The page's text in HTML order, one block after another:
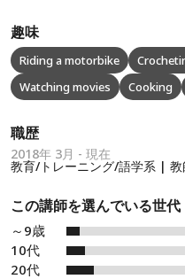
趣味
Riding a motorbike
Watching movies
Cooking
職歴
2018年 3月 - 現在
教育/トレーニング/語学系 |
この講師を選んでいる世代
～9歳
10代
20代